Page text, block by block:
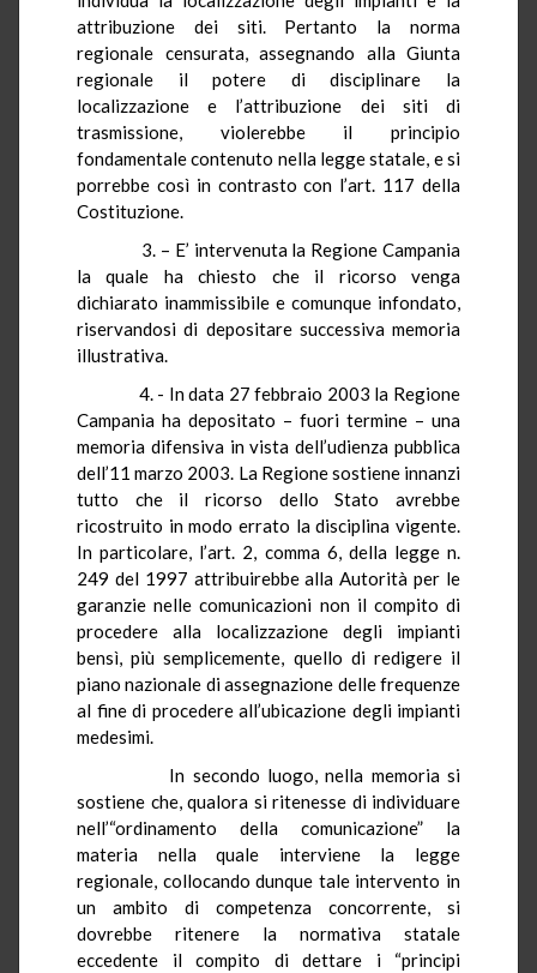
attribuzione dei siti. Pertanto la norma
regionale censurata, assegnando alla Giunta
regionale il potere di disciplinare la
localizzazione e l’attribuzione dei siti di
trasmissione, violerebbe il principio
fondamentale contenuto nella legge statale, e si
porrebbe così in contrasto con l’art. 117 della
Costituzione.
3. – E’ intervenuta la Regione Campania
la quale ha chiesto che il ricorso venga
dichiarato inammissibile e comunque infondato,
riservandosi di depositare successiva memoria
illustrativa.
4. - In data 27 febbraio 2003 la Regione
Campania ha depositato – fuori termine – una
memoria difensiva in vista dell’udienza pubblica
dell’11 marzo 2003. La Regione sostiene innanzi
tutto che il ricorso dello Stato avrebbe
ricostruito in modo errato la disciplina vigente.
In particolare, l’art. 2, comma 6, della legge n.
249 del 1997 attribuirebbe alla Autorità per le
garanzie nelle comunicazioni non il compito di
procedere alla localizzazione degli impianti
bensì, più semplicemente, quello di redigere il
piano nazionale di assegnazione delle frequenze
al fine di procedere all’ubicazione degli impianti
medesimi.
In secondo luogo, nella memoria si
sostiene che, qualora si ritenesse di individuare
nell’“ordinamento della comunicazione” la
materia nella quale interviene la legge
regionale, collocando dunque tale intervento in
un ambito di competenza concorrente, si
dovrebbe ritenere la normativa statale
eccedente il compito di dettare i “principi